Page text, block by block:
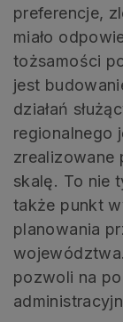
preferencje,
miało
tożsamości
jest
działań
regionalnego
zrealizowane
skalę. To nie
także punkt
planowania
pozwoli na